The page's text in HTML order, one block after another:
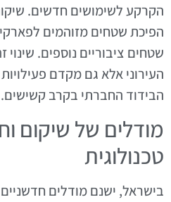
הקרקע לשימושים חדשים.
הפיכת שטחים מזוהמים
שטחים ציבוריים נוספים.
העירוני אלא גם מקדם
הבידוד החברתי בקרב קשישים.
מודלים של שיקום
טכנולוגית
בישראל, ישנם מודלים